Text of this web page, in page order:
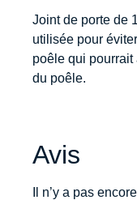
Joint de porte de
utilisée pour
poêle qui pourrait
du poêle.
Avis
Il n’y a pas